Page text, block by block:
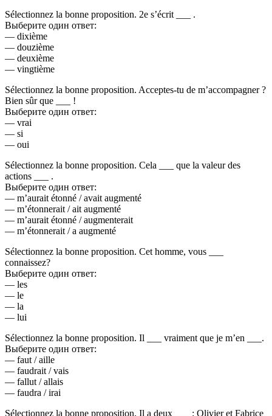
Sélectionnez la bonne proposition. 2e s’écrit ___ .
Выберите один ответ:
— dixième
— douzième
— deuxième
— vingtième
Sélectionnez la bonne proposition. Acceptes-tu de m’accompagner ?
Bien sûr que ___ !
Выберите один ответ:
— vrai
— si
— oui
Sélectionnez la bonne proposition. Cela ___ que la valeur des
actions ___ .
Выберите один ответ:
— m’aurait étonné / avait augmenté
— m’étonnerait / ait augmenté
— m’aurait étonné / augmenterait
— m’étonnerait / a augmenté
Sélectionnez la bonne proposition. Cet homme, vous ___
connaissez?
Выберите один ответ:
— les
— le
— la
— lui
Sélectionnez la bonne proposition. Il ___ vraiment que je m’en ___.
Выберите один ответ:
— faut / aille
— faudrait / vais
— fallut / allais
— faudra / irai
Sélectionnez la bonne proposition. Il a deux ___ : Olivier et Fabrice